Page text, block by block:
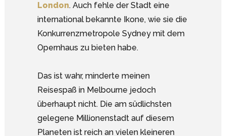
London. Auch fehle der Stadt eine
international bekannte Ikone, wie sie die
Konkurrenzmetropole Sydney mit dem
Opernhaus zu bieten habe.
Das ist wahr, minderte meinen
Reisespaß in Melbourne jedoch
überhaupt nicht. Die am südlichsten
gelegene Millionenstadt auf diesem
Planeten ist reich an vielen kleineren